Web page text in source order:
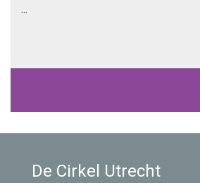
...
De Cirkel Utrecht